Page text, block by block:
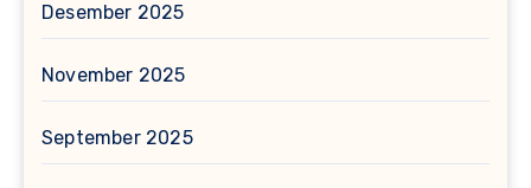
Desember 2025
November 2025
September 2025